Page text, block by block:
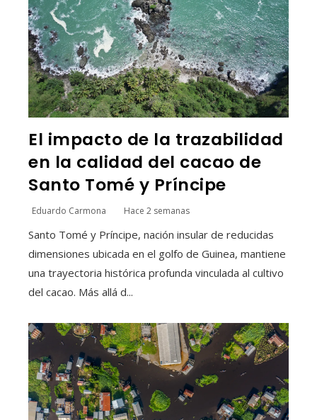
El impacto de la trazabilidad
en la calidad del cacao de
Santo Tomé y Príncipe
Eduardo Carmona Hace 2 semanas
Santo Tomé y Príncipe, nación insular de reducidas
dimensiones ubicada en el golfo de Guinea, mantiene
una trayectoria histórica profunda vinculada al cultivo
del cacao. Más allá d...